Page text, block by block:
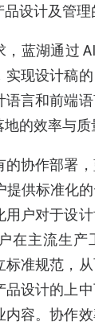
设计及管理
蓝湖通过
现设计稿
语言和前端
的效率与质
的协作部署
供标准化
用户对于设
在主流生产
准规范，
品设计的上
内容。协作